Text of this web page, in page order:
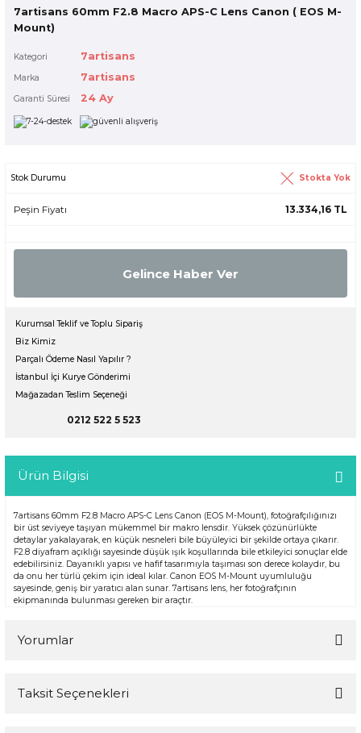
7artisans 60mm F2.8 Macro APS-C Lens Canon ( EOS M-
Mount)
Kategori 7artisans
Marka 7artisans
Garanti Süresi 24 Ay
Stok Durumu Stokta Yok
Peşin Fiyatı 13.334,16 TL
Gelince Haber Ver
Kurumsal Teklif ve Toplu Sipariş
Biz Kimiz
Parçalı Ödeme Nasıl Yapılır ?
İstanbul İçi Kurye Gönderimi
Mağazadan Teslim Seçeneği
0212 522 5 523
Ürün Bilgisi
7artisans 60mm F2.8 Macro APS-C Lens Canon (EOS M-Mount), fotoğrafçılığınızı
bir üst seviyeye taşıyan mükemmel bir makro lensdir. Yüksek çözünürlükte
detaylar yakalayarak, en küçük nesneleri bile büyüleyici bir şekilde ortaya çıkarır.
F2.8 diyafram açıklığı sayesinde düşük ışık koşullarında bile etkileyici sonuçlar elde
edebilirsiniz. Dayanıklı yapısı ve hafif tasarımıyla taşıması son derece kolaydır, bu
da onu her türlü çekim için ideal kılar. Canon EOS M-Mount uyumluluğu
sayesinde, geniş bir yaratıcı alan sunar. 7artisans lens, her fotoğrafçının
ekipmanında bulunması gereken bir araçtır.
Yorumlar
Taksit Seçenekleri